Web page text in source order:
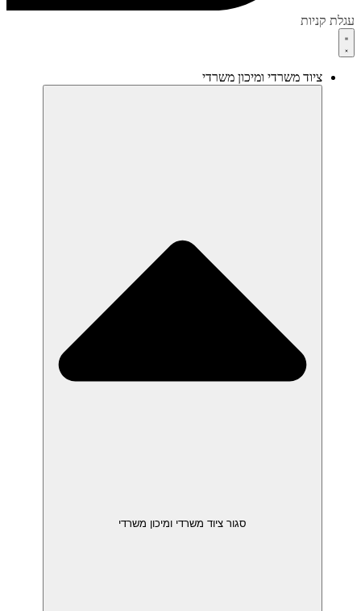
עגלת קניות
ציוד משרדי ומיכון משרדי
סגור ציוד משרדי ומיכון משרדי